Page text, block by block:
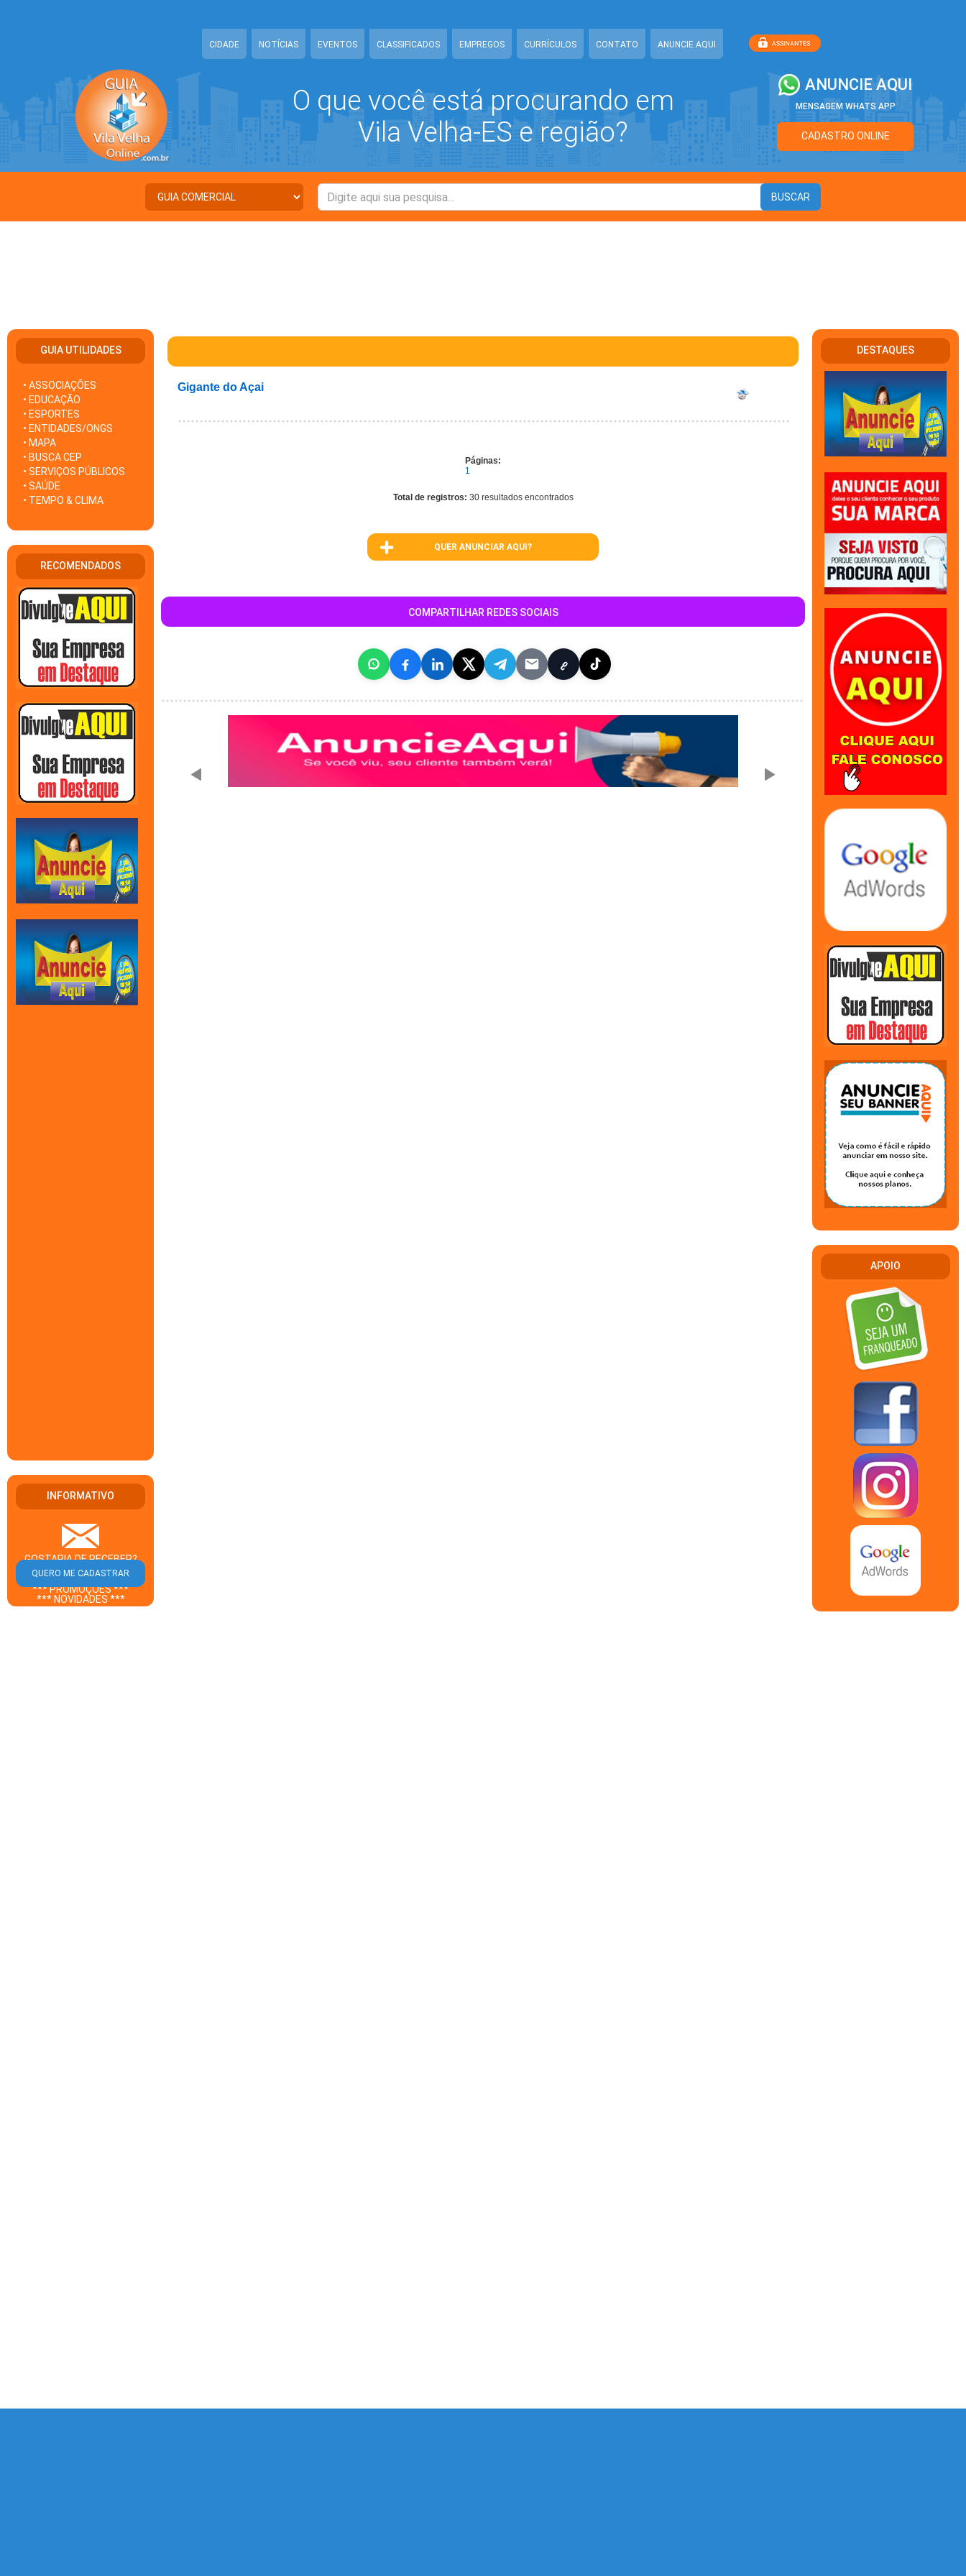
CIDADE NOTÍCIAS EVENTOS CLASSIFICADOS EMPREGOS CURRÍCULOS CONTATO ANUNCIE AQUI
O que você está procurando em
Vila Velha-ES e região?
ANUNCIE AQUI
MENSAGEM WHATS APP
CADASTRO ONLINE
GUIA UTILIDADES
• ASSOCIAÇÕES
• EDUCAÇÃO
• ESPORTES
• ENTIDADES/ONGS
• MAPA
• BUSCA CEP
• SERVIÇOS PÚBLICOS
• SAÚDE
• TEMPO & CLIMA
RECOMENDADOS
INFORMATIVO
GOSTARIA DE RECEBER?
** CUPOM DESCONTO **
*** PROMOÇÕES ***
*** NOVIDADES ***
Gigante do Açai
Páginas:
1
Total de registros: 30 resultados encontrados
QUER ANUNCIAR AQUI?
COMPARTILHAR REDES SOCIAIS
DESTAQUES
APOIO